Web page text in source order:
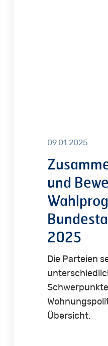
09.01.2025
und
2025
Die Parteien
Übersicht.